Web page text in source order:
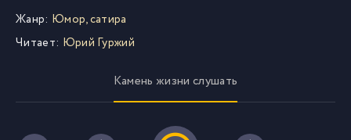
Жанр: Юмор, сатира
Читает: Юрий Гуржий
Камень жизни слушать